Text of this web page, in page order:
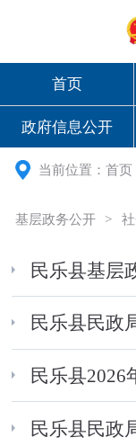
首页
政府信息公开
当前位置：首页
基层政务公开 >
民乐县基层
民乐县民政
民乐县2026
民乐县民政